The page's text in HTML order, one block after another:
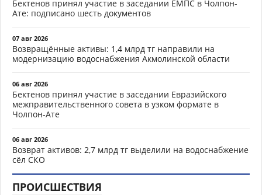
Бектенов принял участие в заседании ЕМПС в Чолпон-
Ате: подписано шесть документов
07 авг 2026
Возвращённые активы: 1,4 млрд тг направили на
модернизацию водоснабжения Акмолинской области
06 авг 2026
Бектенов принял участие в заседании Евразийского
межправительственного совета в узком формате в
Чолпон-Ате
06 авг 2026
Возврат активов: 2,7 млрд тг выделили на водоснабжение
сёл СКО
ПРОИСШЕСТВИЯ